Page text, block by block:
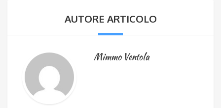
AUTORE ARTICOLO
Mimmo Ventola